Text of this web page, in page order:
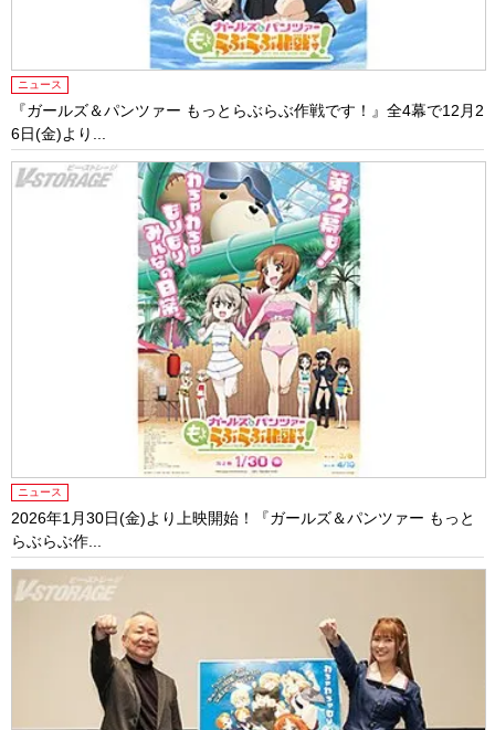
ニュース
『ガールズ＆パンツァー もっとらぶらぶ作戦です！』全4幕で12月2
6日(金)より...
ニュース
2026年1月30日(金)より上映開始！『ガールズ＆パンツァー もっと
らぶらぶ作...